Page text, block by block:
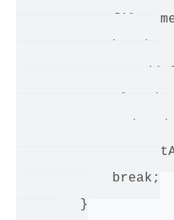
case 2: //
            break;
        }